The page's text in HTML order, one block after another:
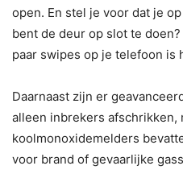
open. En stel je voor dat je
bent de deur op slot te
paar swipes op je telefoon is
Daarnaast zijn er
alleen inbrekers afschrikken,
koolmonoxidemelders
voor brand of gevaarlijke